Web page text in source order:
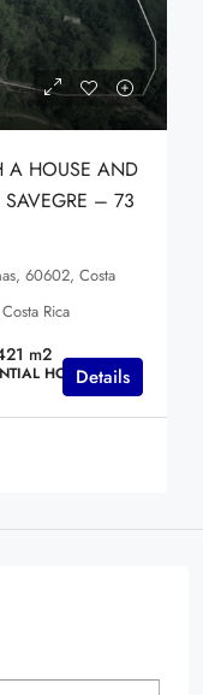
A HOUSE AND
– 73
60602, Costa
Rica
m2
HOMESDetails